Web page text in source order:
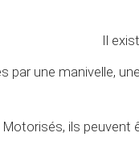
Il
par une manivelle,
ils peuvent